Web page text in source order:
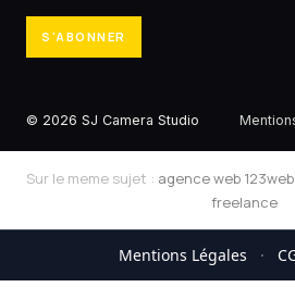
S'ABONNER
© 2026 SJ Camera Studio
Sur le meme sujet : agence web 123web
freelance
Mentions Légales ·